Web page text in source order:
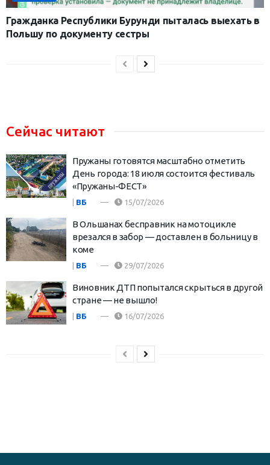
Гражданка Республики Бурунди пыталась выехать в
Польшу по документу сестры
Сейчас читают
Пружаны готовятся масштабно отметить
День города: 18 июля состоится фестиваль
«Пружаны-ФЕСТ»
ВБ 15/07/2026
В Ольшанах бесправник на мотоцикле
врезался в забор — доставлен в больницу в
коме
ВБ 29/07/2026
Виновник ДТП попытался скрыться в другой
стране — не вышло!
ВБ 16/07/2026